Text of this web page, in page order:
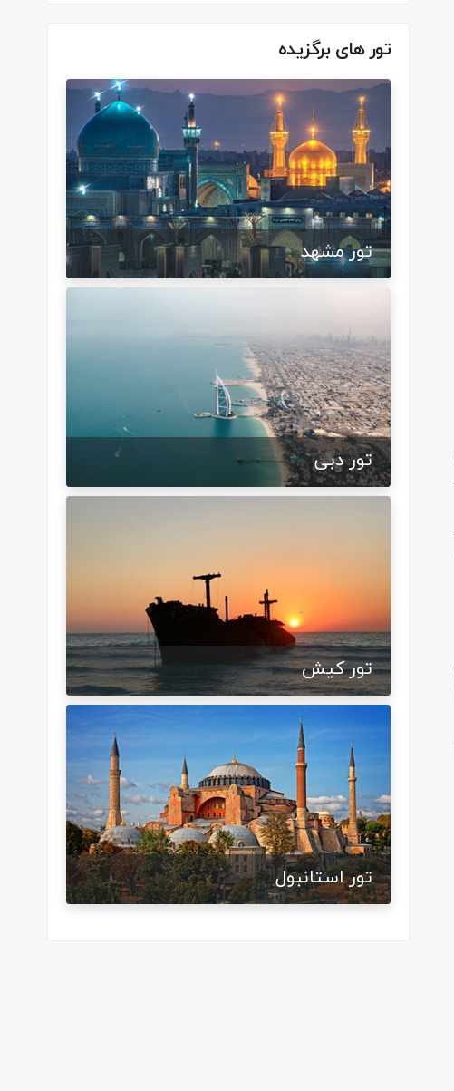
تور های برگزیده
تور مشهد
تور دبی
تور کیش
تور استانبول